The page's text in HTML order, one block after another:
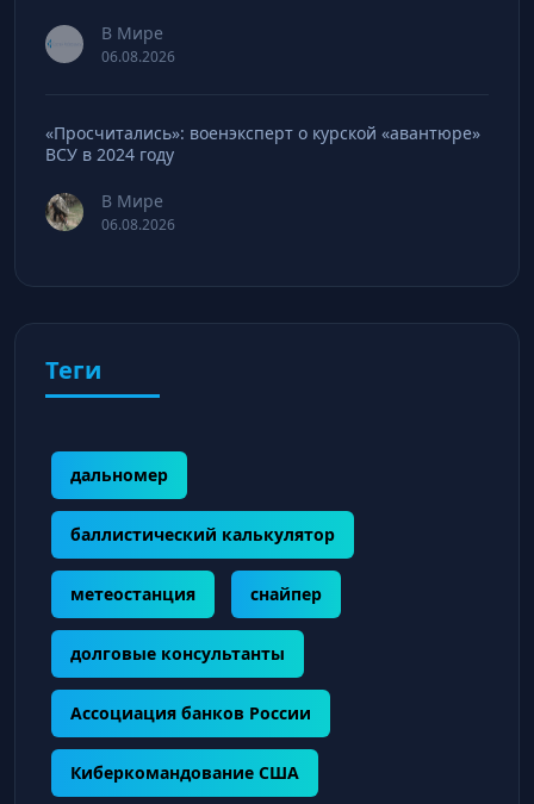
В Мире
06.08.2026
«Просчитались»: военэксперт о курской «авантюре»
ВСУ в 2024 году
В Мире
06.08.2026
Теги
дальномер
баллистический калькулятор
метеостанция снайпер
долговые консультанты
Ассоциация банков России
Киберкомандование США